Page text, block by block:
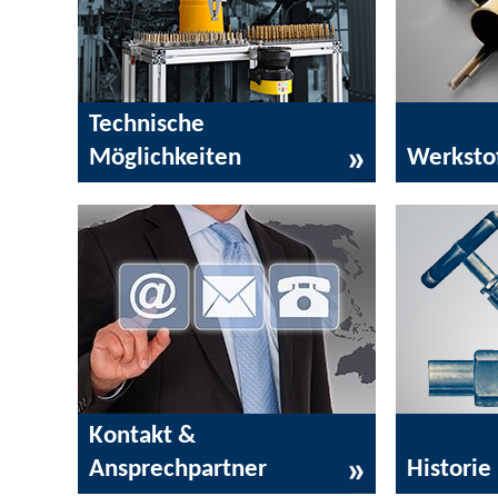
Technische
Möglichkeiten
Kontakt &
Ansprechpartner
Historie